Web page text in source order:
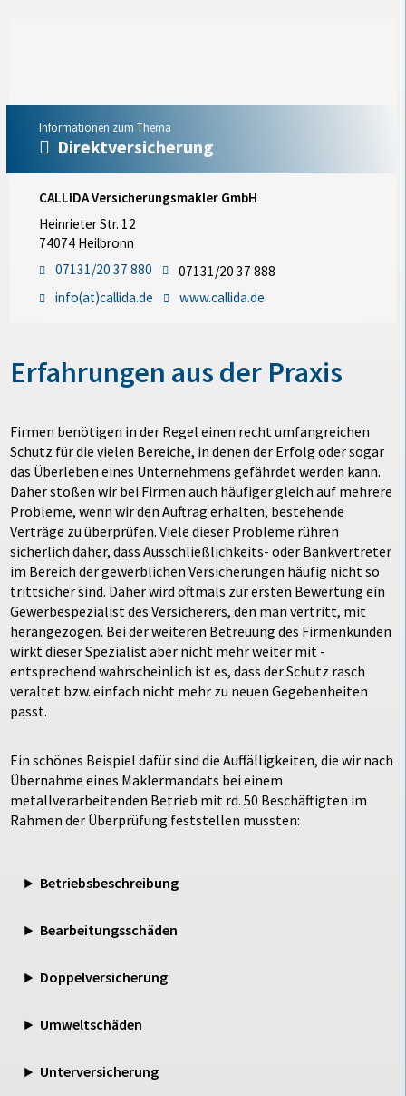
Informationen zum Thema
Direktversicherung
CALLIDA Versicherungsmakler GmbH
Heinrieter Str. 12
74074 Heilbronn
07131/20 37 880
07131/20 37 888
info(at)callida.de
www.callida.de
Erfahrungen aus der Praxis
Firmen benötigen in der Regel einen recht umfangreichen
Schutz für die vielen Bereiche, in denen der Erfolg oder sogar
das Überleben eines Unternehmens gefährdet werden kann.
Daher stoßen wir bei Firmen auch häufiger gleich auf mehrere
Probleme, wenn wir den Auftrag erhalten, bestehende
Verträge zu überprüfen. Viele dieser Probleme rühren
sicherlich daher, dass Ausschließlichkeits- oder Bankvertreter
im Bereich der gewerblichen Versicherungen häufig nicht so
trittsicher sind. Daher wird oftmals zur ersten Bewertung ein
Gewerbespezialist des Versicherers, den man vertritt, mit
herangezogen. Bei der weiteren Betreuung des Firmenkunden
wirkt dieser Spezialist aber nicht mehr weiter mit -
entsprechend wahrscheinlich ist es, dass der Schutz rasch
veraltet bzw. einfach nicht mehr zu neuen Gegebenheiten
passt.
Ein schönes Beispiel dafür sind die Auffälligkeiten, die wir nach
Übernahme eines Maklermandats bei einem
metallverarbeitenden Betrieb mit rd. 50 Beschäftigten im
Rahmen der Überprüfung feststellen mussten:
Betriebsbeschreibung
Bearbeitungsschäden
Doppelversicherung
Umweltschäden
Unterversicherung